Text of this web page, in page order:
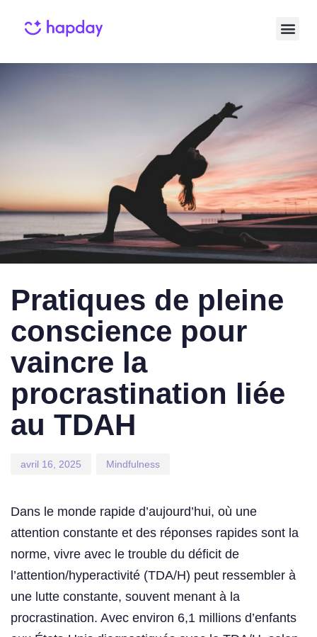
Pratiques de pleine
conscience pour
vaincre la
procrastination liée
au TDAH
on:
avril 16, 2025 Mindfulness
Dans le monde rapide d’aujourd’hui, où une
attention constante et des réponses rapides sont la
norme, vivre avec le trouble du déficit de
l’attention/hyperactivité (TDA/H) peut ressembler à
une lutte constante, souvent menant à la
procrastination. Avec environ 6,1 millions d’enfants